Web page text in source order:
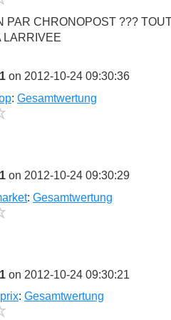
PAR CHRONOPOST ???
LARRIVEE
on 2012-10-24 09:30:36
: Gesamtwertung
on 2012-10-24 09:30:29
: Gesamtwertung
on 2012-10-24 09:30:21
: Gesamtwertung